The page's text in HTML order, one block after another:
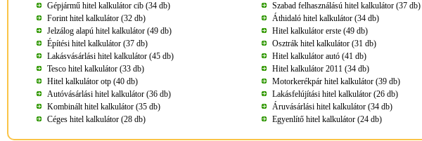
Gépjármű hitel kalkulátor cib (34 db)
Szabad felhasználású hitel kalkulátor (37 db)
Forint hitel kalkulátor (32 db)
Áthidaló hitel kalkulátor (34 db)
Jelzálog alapú hitel kalkulátor (49 db)
Hitel kalkulátor erste (49 db)
Építési hitel kalkulátor (37 db)
Osztrák hitel kalkulátor (31 db)
Lakásvásárlási hitel kalkulátor (45 db)
Hitel kalkulátor autó (41 db)
Tesco hitel kalkulátor (33 db)
Hitel kalkulátor 2011 (34 db)
Hitel kalkulátor otp (40 db)
Motorkerékpár hitel kalkulátor (39 db)
Autóvásárlási hitel kalkulátor (36 db)
Lakásfelújítási hitel kalkulátor (26 db)
Kombinált hitel kalkulátor (35 db)
Áruvásárlási hitel kalkulátor (34 db)
Céges hitel kalkulátor (28 db)
Egyenlítő hitel kalkulátor (24 db)